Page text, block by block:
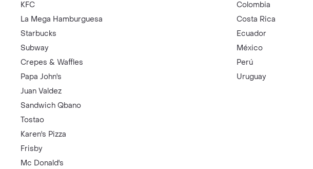
KFC
La Mega Hamburguesa
Starbucks
Subway
Crepes & Waffles
Papa John's
Juan Valdez
Sandwich Qbano
Tostao
Karen's Pizza
Frisby
Mc Donald's
Colombia
Costa Rica
Ecuador
México
Perú
Uruguay